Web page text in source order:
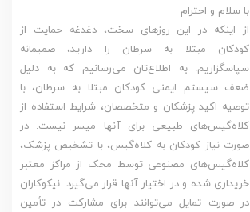
با سلام و احترام
از اینکه در این روزهای سخت، دغدغه حمایت از
کودکان مبتلا به سرطان را دارید، صمیمانه
سپاسگزاریم. به اطلاع‌تان می‌رسانیم که به دلیل
ضعف سیستم ایمنی کودکان مبتلا به سرطان، با
توصیه اکید پزشکان و متخصصان، شرایط استفاده از
کلاه‌گیس‌های طبیعی برای آنها میسر نیست. در
صورت نیاز کودکان به کلاه‌گیس، با تشخیص پزشک،
کلاه‌گیس‌های مصنوعی توسط محک از مراکز معتبر
خریداری شده و در اختیار آنها قرار می‌گیرد. نیکوکاران
در صورت تمایل می‌توانند برای مشارکت در تأمین